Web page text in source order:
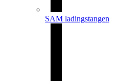
SAM ladingstangen